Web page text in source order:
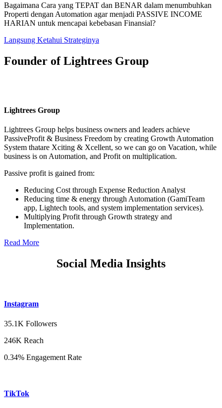
Bagaimana Cara yang TEPAT dan BENAR dalam menumbuhkan
Properti dengan Automation agar menjadi PASSIVE INCOME
HARIAN untuk mencapai kebebasan Finansial?
Langsung Ketahui Strateginya
Founder of Lightrees Group
Lightrees Group
Lightrees Group helps business owners and leaders achieve
PassiveProfit & Business Freedom by creating Growth Automation
System thatare Xciting & Xcellent, so we can go on Vacation, while
business is on Automation, and Profit on multiplication.
Passive profit is gained from:
Reducing Cost through Expense Reduction Analyst
Reducing time & energy through Automation (GamiTeam
app, Lightech tools, and system implementation services).
Multiplying Profit through Growth strategy and
Implementation.
Read More
Social Media Insights
Instagram
35.1K Followers
246K Reach
0.34% Engagement Rate
TikTok